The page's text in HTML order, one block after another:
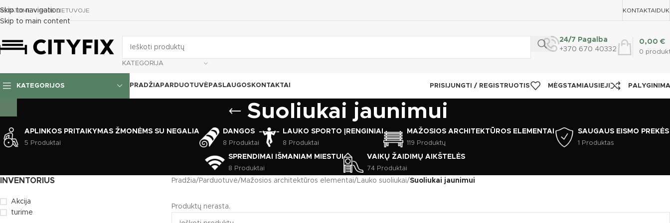
Skip to navigation
Skip to main content
VISOJE LIETUVOJE KONTAKTAIDUK
KATEGORIJA
24/7 Pagalba
+370 670 40332
0
0,00 €
KATEGORIJOS PRADŽIAPARDUOTUVĖ PASLAUGOS KONTAKTAI PRISIJUNGTI / REGISTRUOTIS MĖGSTAMIAUSIEJI
Suoliukai jaunimui
APLINKOS PRITAIKYMAS ŽMONĖMS SU NEGALIA
5 Produktai
DANGOS
8 Produktai
LAUKO SPORTO ĮRENGINIAI
8 Produktai
MAŽOSIOS ARCHITEKTŪROS ELEMENTAI
119 Produktų
SAUGAUS EISMO PREKĖS
1 Produktas
SPRENDIMAI IŠMANIAM MIESTUI
8 Produktai
VAIKŲ ŽAIDIMŲ AIKŠTELĖS
74 Produktai
INVENTORIUS
Akcija
turime
Pradžia/ Parduotuvė/ Mažosios architektūros elementai/ Lauko suoliukai/Suoliukai jaunimui
Produktų nerasta.